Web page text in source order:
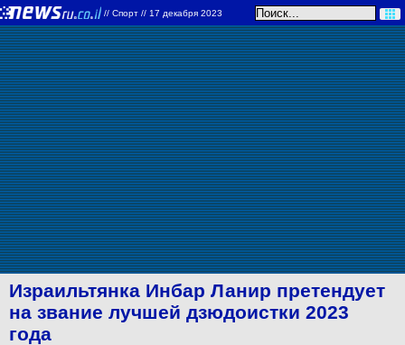
// Спорт // 17 декабря 2023
Израильтянка Инбар Ланир претендует
на звание лучшей дзюдоистки 2023
года